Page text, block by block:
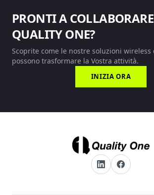
PRONTI A
QUALITY ONE?
Scoprite come le nostre soluzioni wireless
possono trasformare la Vostra attività.
INIZIA ORA